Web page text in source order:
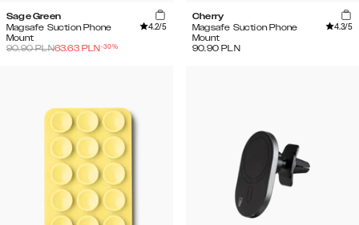
Sage Green
Magsafe Suction Phone
Mount
4.2/5
90.90PLN63.63 PLN-30%
Cherry
Magsafe Suction Phone
Mount
4.3/5
90.90 PLN